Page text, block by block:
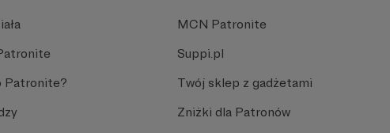
Patronite?
MCN Patronite
Suppi.pl
Twój sklep z gadżetami
Zniżki dla Patronów